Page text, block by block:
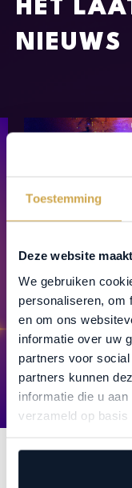
Toestemming
Deze website
We gebruiken
personaliseren, om
en om ons
informatie over uw
partners voor
partners kunnen
informatie die u
verzameld op basis
HET
NIEUWS